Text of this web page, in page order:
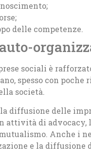
delle competenze.
sociali è
spesso con
società.
diffusione delle
attività di
Anche i
e la